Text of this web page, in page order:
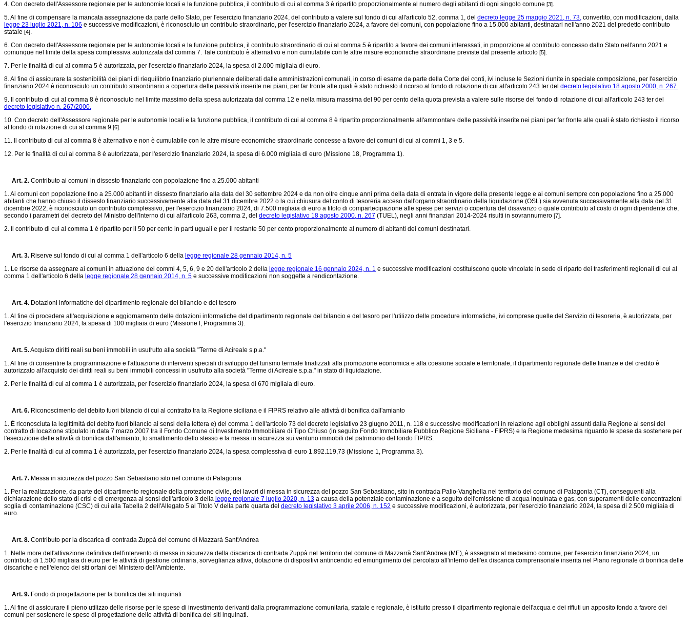
4. Con decreto dell'Assessore regionale per le autonomie locali e la funzione pubblica, il contributo di cui al comma 3 è ripartito proporzionalmente al numero degli abitanti di ogni singolo comune [3].
5. Al fine di compensare la mancata assegnazione da parte dello Stato, per l'esercizio finanziario 2024, del contributo a valere sul fondo di cui all'articolo 52, comma 1, del decreto legge 25 maggio 2021, n. 73, convertito, con modificazioni, dalla
legge 23 luglio 2021, n. 106 e successive modificazioni, è riconosciuto un contributo straordinario, per l'esercizio finanziario 2024, a favore dei comuni, con popolazione fino a 15.000 abitanti, destinatari nell'anno 2021 del predetto contributo
statale [4].
6. Con decreto dell'Assessore regionale per le autonomie locali e la funzione pubblica, il contributo straordinario di cui al comma 5 è ripartito a favore dei comuni interessati, in proporzione al contributo concesso dallo Stato nell'anno 2021 e
comunque nel limite della spesa complessiva autorizzata dal comma 7. Tale contributo è alternativo e non cumulabile con le altre misure economiche straordinarie previste dal presente articolo [5].
7. Per le finalità di cui al comma 5 è autorizzata, per l'esercizio finanziario 2024, la spesa di 2.000 migliaia di euro.
8. Al fine di assicurare la sostenibilità dei piani di riequilibrio finanziario pluriennale deliberati dalle amministrazioni comunali, in corso di esame da parte della Corte dei conti, ivi incluse le Sezioni riunite in speciale composizione, per l'esercizio
finanziario 2024 è riconosciuto un contributo straordinario a copertura delle passività inserite nei piani, per far fronte alle quali è stato richiesto il ricorso al fondo di rotazione di cui all'articolo 243 ter del decreto legislativo 18 agosto 2000, n. 267.
9. Il contributo di cui al comma 8 è riconosciuto nel limite massimo della spesa autorizzata dal comma 12 e nella misura massima del 90 per cento della quota prevista a valere sulle risorse del fondo di rotazione di cui all'articolo 243 ter del
decreto legislativo n. 267/2000.
10. Con decreto dell'Assessore regionale per le autonomie locali e la funzione pubblica, il contributo di cui al comma 8 è ripartito proporzionalmente all'ammontare delle passività inserite nei piani per far fronte alle quali è stato richiesto il ricorso
al fondo di rotazione di cui al comma 9 [6].
11. Il contributo di cui al comma 8 è alternativo e non è cumulabile con le altre misure economiche straordinarie concesse a favore dei comuni di cui ai commi 1, 3 e 5.
12. Per le finalità di cui al comma 8 è autorizzata, per l'esercizio finanziario 2024, la spesa di 6.000 migliaia di euro (Missione 18, Programma 1).
Art. 2. Contributo ai comuni in dissesto finanziario con popolazione fino a 25.000 abitanti
1. Ai comuni con popolazione fino a 25.000 abitanti in dissesto finanziario alla data del 30 settembre 2024 e da non oltre cinque anni prima della data di entrata in vigore della presente legge e ai comuni sempre con popolazione fino a 25.000
abitanti che hanno chiuso il dissesto finanziario successivamente alla data del 31 dicembre 2022 o la cui chiusura del conto di tesoreria acceso dall'organo straordinario della liquidazione (OSL) sia avvenuta successivamente alla data del 31
dicembre 2022, è riconosciuto un contributo complessivo, per l'esercizio finanziario 2024, di 7.500 migliaia di euro a titolo di compartecipazione alle spese per servizi o copertura del disavanzo o quale contributo al costo di ogni dipendente che,
secondo i parametri del decreto del Ministro dell'Interno di cui all'articolo 263, comma 2, del decreto legislativo 18 agosto 2000, n. 267 (TUEL), negli anni finanziari 2014-2024 risulti in sovrannumero [7].
2. Il contributo di cui al comma 1 è ripartito per il 50 per cento in parti uguali e per il restante 50 per cento proporzionalmente al numero di abitanti dei comuni destinatari.
Art. 3. Riserve sul fondo di cui al comma 1 dell'articolo 6 della legge regionale 28 gennaio 2014, n. 5
1. Le risorse da assegnare ai comuni in attuazione dei commi 4, 5, 6, 9 e 20 dell'articolo 2 della legge regionale 16 gennaio 2024, n. 1 e successive modificazioni costituiscono quote vincolate in sede di riparto dei trasferimenti regionali di cui al
comma 1 dell'articolo 6 della legge regionale 28 gennaio 2014, n. 5 e successive modificazioni non soggette a rendicontazione.
Art. 4. Dotazioni informatiche del dipartimento regionale del bilancio e del tesoro
1. Al fine di procedere all'acquisizione e aggiornamento delle dotazioni informatiche del dipartimento regionale del bilancio e del tesoro per l'utilizzo delle procedure informatiche, ivi comprese quelle del Servizio di tesoreria, è autorizzata, per
l'esercizio finanziario 2024, la spesa di 100 migliaia di euro (Missione l, Programma 3).
Art. 5.Acquisto diritti reali su beni immobili in usufrutto alla società "Terme di Acireale s.p.a."
1. Al fine di consentire la programmazione e l'attuazione di interventi speciali di sviluppo del turismo termale finalizzati alla promozione economica e alla coesione sociale e territoriale, il dipartimento regionale delle finanze e del credito è
autorizzato all'acquisto dei diritti reali su beni immobili concessi in usufrutto alla società "Terme di Acireale s.p.a." in stato di liquidazione.
2. Per le finalità di cui al comma 1 è autorizzata, per l'esercizio finanziario 2024, la spesa di 670 migliaia di euro.
Art. 6. Riconoscimento del debito fuori bilancio di cui al contratto tra la Regione siciliana e il FIPRS relativo alle attività di bonifica dall'amianto
1. È riconosciuta la legittimità del debito fuori bilancio ai sensi della lettera e) del comma 1 dell'articolo 73 del decreto legislativo 23 giugno 2011, n. 118 e successive modificazioni in relazione agli obblighi assunti dalla Regione ai sensi del
contratto di locazione stipulato in data 7 marzo 2007 tra il Fondo Comune di Investimento Immobiliare di Tipo Chiuso (in seguito Fondo Immobiliare Pubblico Regione Siciliana - FIPRS) e la Regione medesima riguardo le spese da sostenere per
l'esecuzione delle attività di bonifica dall'amianto, lo smaltimento dello stesso e la messa in sicurezza sui ventuno immobili del patrimonio del fondo FIPRS.
2. Per le finalità di cui al comma 1 è autorizzata, per l'esercizio finanziario 2024, la spesa complessiva di euro 1.892.119,73 (Missione 1, Programma 3).
Art. 7. Messa in sicurezza del pozzo San Sebastiano sito nel comune di Palagonia
1. Per la realizzazione, da parte del dipartimento regionale della protezione civile, dei lavori di messa in sicurezza del pozzo San Sebastiano, sito in contrada Palio-Vanghella nel territorio del comune di Palagonia (CT), conseguenti alla
dichiarazione dello stato di crisi e di emergenza ai sensi dell'articolo 3 della legge regionale 7 luglio 2020, n. 13 a causa della potenziale contaminazione e a seguito dell'emissione di acqua inquinata e gas, con superamenti delle concentrazioni
soglia di contaminazione (CSC) di cui alla Tabella 2 dell'Allegato 5 al Titolo V della parte quarta del decreto legislativo 3 aprile 2006, n. 152 e successive modificazioni, è autorizzata, per l'esercizio finanziario 2024, la spesa di 2.500 migliaia di
euro.
Art. 8. Contributo per la discarica di contrada Zuppà del comune di Mazzarà Sant'Andrea
1. Nelle more dell'attivazione definitiva dell'intervento di messa in sicurezza della discarica di contrada Zuppà nel territorio del comune di Mazzarrà Sant'Andrea (ME), è assegnato al medesimo comune, per l'esercizio finanziario 2024, un
contributo di 1.500 migliaia di euro per le attività di gestione ordinaria, sorveglianza attiva, dotazione di dispositivi antincendio ed emungimento del percolato all'interno dell'ex discarica comprensoriale inserita nel Piano regionale di bonifica delle
discariche e nell'elenco dei siti orfani del Ministero dell'Ambiente.
Art. 9. Fondo di progettazione per la bonifica dei siti inquinati
1. Al fine di assicurare il pieno utilizzo delle risorse per le spese di investimento derivanti dalla programmazione comunitaria, statale e regionale, è istituito presso il dipartimento regionale dell'acqua e dei rifiuti un apposito fondo a favore dei
comuni per sostenere le spese di progettazione delle attività di bonifica dei siti inquinati.